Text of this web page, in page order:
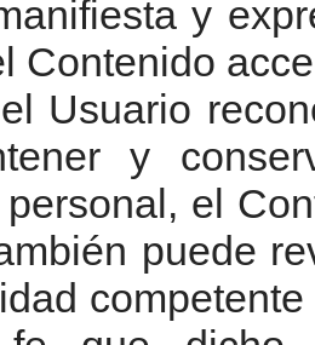
y
Contenido
Usuario
y
el
puede